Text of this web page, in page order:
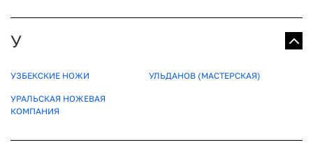
У
УЗБЕКСКИЕ НОЖИ УЛЬДАНОВ (МАСТЕРСКАЯ)
УРАЛЬСКАЯ НОЖЕВАЯ
КОМПАНИЯ